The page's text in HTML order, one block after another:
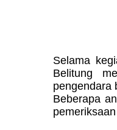
Selama
Belitung
pengendara
Beberapa